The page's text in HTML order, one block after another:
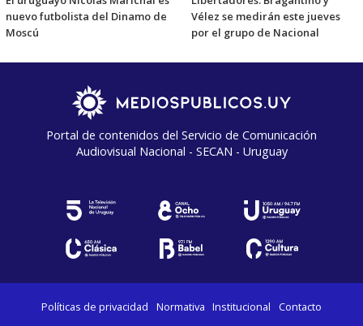
nuevo futbolista del Dinamo de
Moscú
Vélez se medirán este jueves
por el grupo de Nacional
Portal de contenidos del Servicio de Comunicación
Audiovisual Nacional - SECAN - Uruguay
Políticas de privacidad Normativa Institucional Contacto